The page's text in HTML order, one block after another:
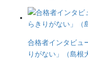
合格者インタビュ
りがない」（島根